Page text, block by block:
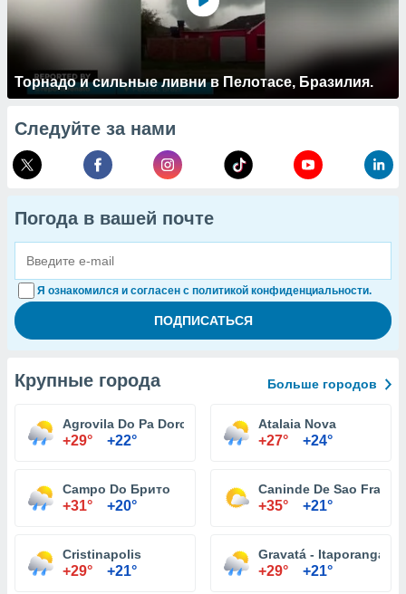
Торнадо и сильные ливни в Пелотасе, Бразилия.
Следуйте за нами
Погода в вашей почте
Я ознакомился и согласен с политикой конфиденциальности.
Крупные города Больше городов
Agrovila Do Pa Dorcelina Folador
+29° +22°
Atalaia Nova
+27° +24°
Campo Do Брито
+31° +20°
Caninde De Sao
+35° +21°
Cristinapolis
+29° +21°
Gravatá - Itaporanga
+29° +21°